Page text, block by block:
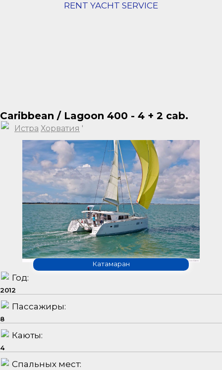
RENT YACHT SERVICE
Caribbean / Lagoon 400 - 4 + 2 cab.
Истра Хорватия '
Катамаран
Год:
2012
Пассажиры:
8
Каюты:
4
Спальных мест: